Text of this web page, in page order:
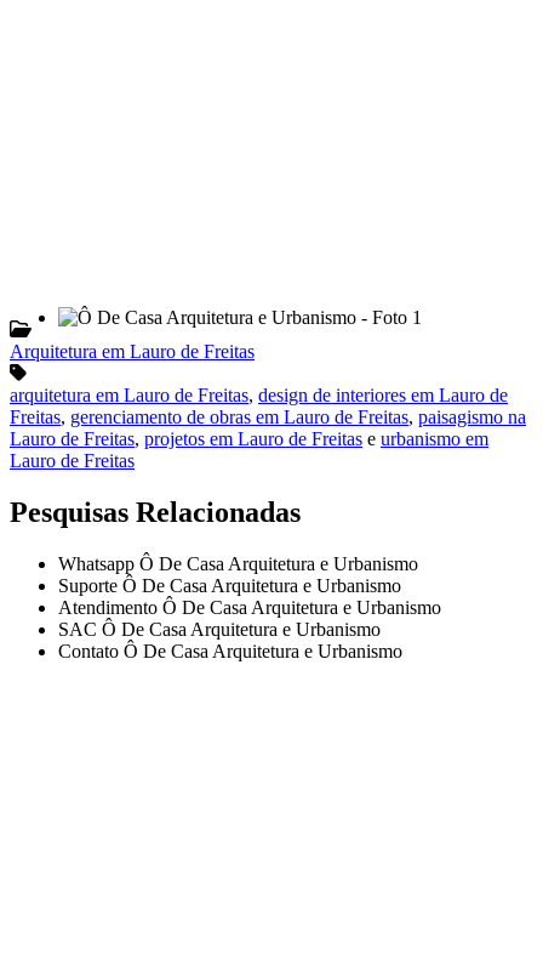
Arquitetura em Lauro de Freitas
arquitetura em Lauro de Freitas, design de interiores em Lauro de
Freitas, gerenciamento de obras em Lauro de Freitas, paisagismo na
Lauro de Freitas, projetos em Lauro de Freitas e urbanismo em
Lauro de Freitas
Pesquisas Relacionadas
Whatsapp Ô De Casa Arquitetura e Urbanismo
Suporte Ô De Casa Arquitetura e Urbanismo
Atendimento Ô De Casa Arquitetura e Urbanismo
SAC Ô De Casa Arquitetura e Urbanismo
Contato Ô De Casa Arquitetura e Urbanismo